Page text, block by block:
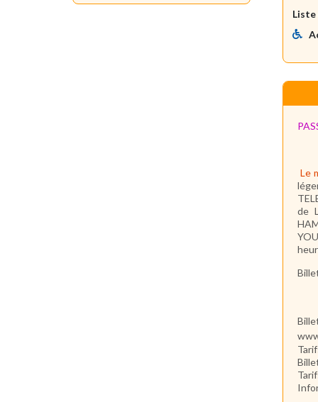
Liste
Le
de